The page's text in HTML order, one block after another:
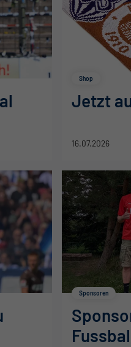
Jetzt
Shop
16.07.2026
Sponsoren